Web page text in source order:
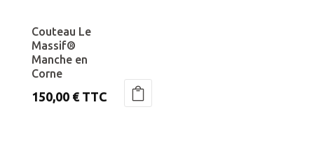
Couteau Le
Massif®
Manche en
Corne
150,00 € TTC